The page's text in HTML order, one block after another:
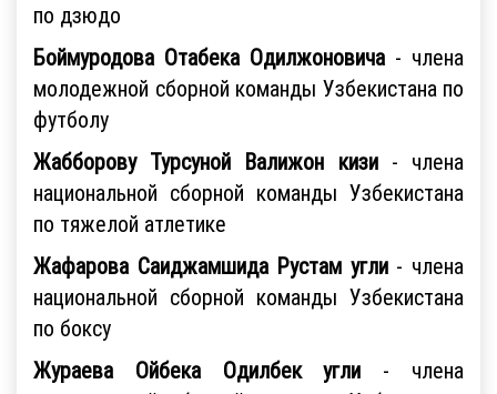
по дзюдо
Боймуродова Отабека Одилжоновича- члена
молодежной сборной команды Узбекистана по
футболу
Жабборову Турсуной Валижон кизи- члена
национальной сборной команды Узбекистана
по тяжелой атлетике
Жафарова Саиджамшида Рустам угли- члена
национальной сборной команды Узбекистана
по боксу
Жураева Ойбека Одилбек угли - члена